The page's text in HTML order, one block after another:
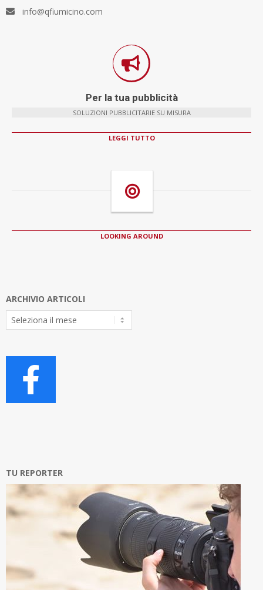
info@qfiumicino.com
Per la tua pubblicità
SOLUZIONI PUBBLICITARIE SU MISURA
LEGGI TUTTO
LOOKING AROUND
ARCHIVIO ARTICOLI
Archivio
Articoli
TU REPORTER